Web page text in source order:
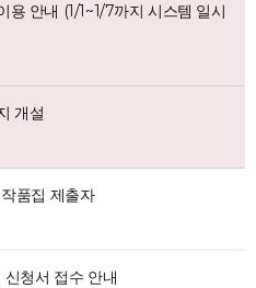
용 안내 (1/1~1/7까지 시스템 일시
개설
품집 제출자
청서 접수 안내